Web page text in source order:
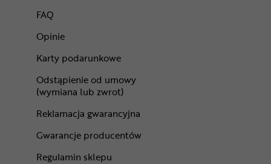
FAQ
Opinie
Karty podarunkowe
Odstąpienie od umowy
(wymiana lub zwrot)
Reklamacja gwarancyjna
Gwarancje producentów
Regulamin sklepu